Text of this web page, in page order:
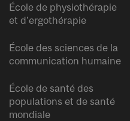
École de physiothérapie
et d’ergothérapie
École des sciences de la
communication humaine
École de santé des
populations et de santé
mondiale